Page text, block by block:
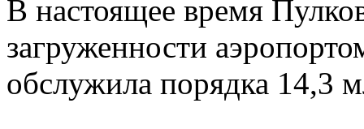
В настоящее время
загруженности
обслужила порядка 14,3